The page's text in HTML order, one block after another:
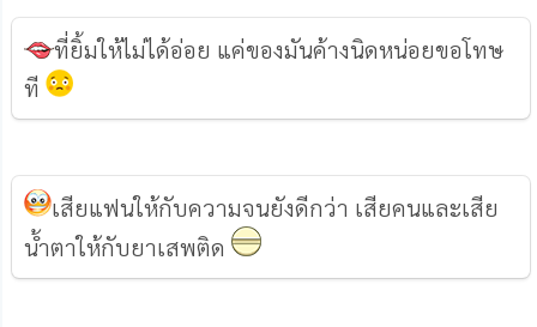
ที่ยิ้มให้ไม่ได้อ่อย แค่ของมันค้างนิดหน่อยขอโทษ
ที
เสียแฟนให้กับความจนยังดีกว่า เสียคนและเสีย
น้ำตาให้กับยาเสพติด